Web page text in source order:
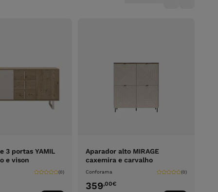
3 portas YAMIL
e vison
(0)
Aparador alto MIRAGE
caxemira e carvalho
Conforama (0)
359,00€